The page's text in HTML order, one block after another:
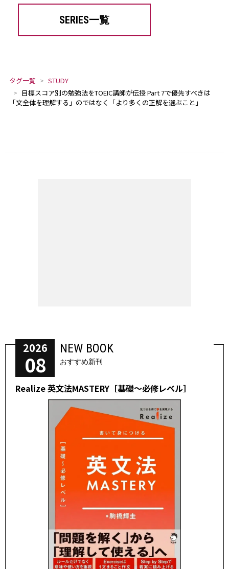
SERIES一覧
タグ一覧
STUDY
目標スコア別の勉強法をTOEIC講師が伝授 Part 7で優先すべきは
「文全体を理解する」のではなく「より多くの正解を選ぶこと」
2026
08
NEW BOOK
おすすめ新刊
Realize 英文法MASTERY［基礎～必修レベル］